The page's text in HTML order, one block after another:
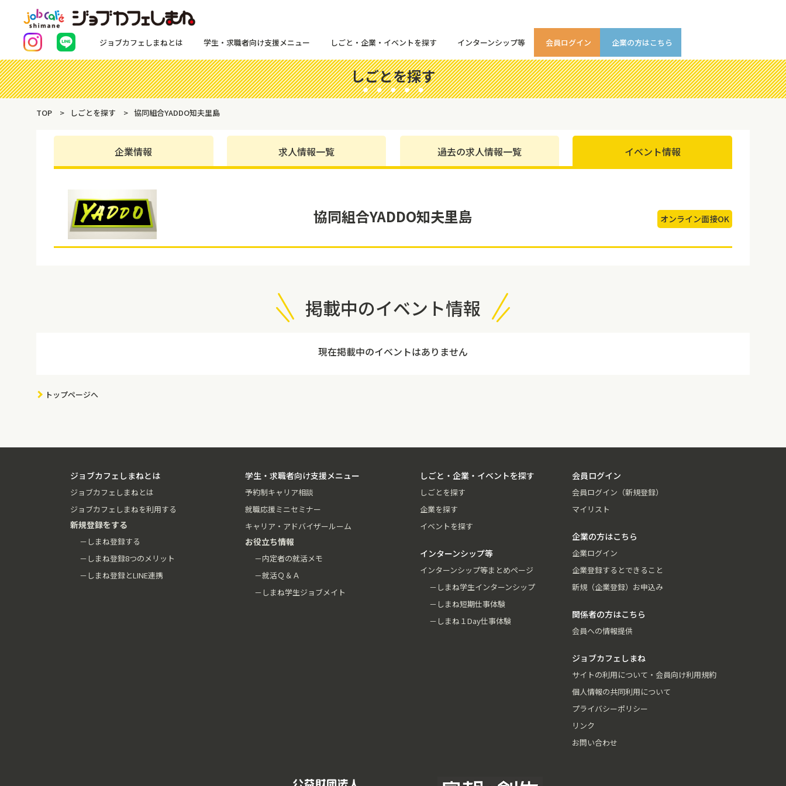
ジョブカフェしまねとは 学生・求職者向け支援メニュー しごと・企業・イベントを探す インターンシップ等 会員ログイン 企業の方はこちら
しごとを探す
TOP しごとを探す 協同組合YADDO知夫里島
企業情報 求人情報一覧 過去の求人情報一覧 イベント情報
協同組合YADDO知夫里島 オンライン面接OK
掲載中のイベント情報
現在掲載中のイベントはありません
トップページへ
ジョブカフェしまねとは
ジョブカフェしまねとは
ジョブカフェしまねを利用する
新規登録をする
－しまね登録する
－しまね登録8つのメリット
－しまね登録とLINE連携
学生・求職者向け支援メニュー
予約制キャリア相談
就職応援ミニセミナー
キャリア・アドバイザールーム
お役立ち情報
－内定者の就活メモ
－就活Ｑ＆Ａ
－しまね学生ジョブメイト
しごと・企業・イベントを探す
しごとを探す
企業を探す
イベントを探す
インターンシップ等
インターンシップ等まとめページ
－しまね学生インターンシップ
－しまね短期仕事体験
－しまね１Day仕事体験
会員ログイン
会員ログイン（新規登録）
マイリスト
企業の方はこちら
企業ログイン
企業登録するとできること
新規（企業登録）お申込み
関係者の方はこちら
会員への情報提供
ジョブカフェしまね
サイトの利用について・会員向け利用規約
個人情報の共同利用について
プライバシーポリシー
リンク
お問い合わせ